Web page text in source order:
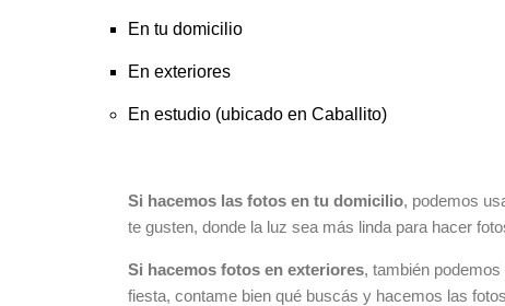
En tu domicilio
En exteriores
En estudio (ubicado en Caballito)
Si hacemos las fotos en tu domicilio, podemos
te gusten, donde la luz sea más linda para hacer
Si hacemos fotos en exteriores, también
fiesta, contame bien qué buscás y hacemos las